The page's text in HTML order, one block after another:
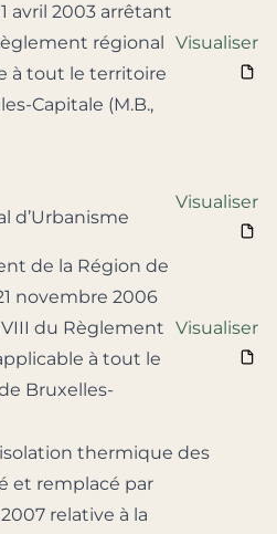
avril 2003 arrêtant
régional
à tout le territoire
Capitale (M.B.,
Visualiser
d’Urbanisme
Visualiser
de la Région de
novembre 2006
du Règlement
à tout le
Bruxelles-
Visualiser
thermique des
et remplacé par
relative à la